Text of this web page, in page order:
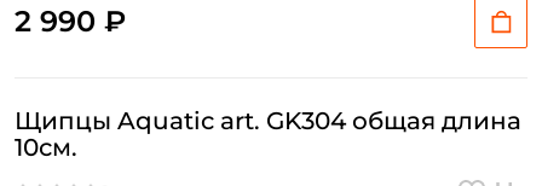
2 990 ₽
Щипцы Aquatic art. GK304 общая длина
10см.